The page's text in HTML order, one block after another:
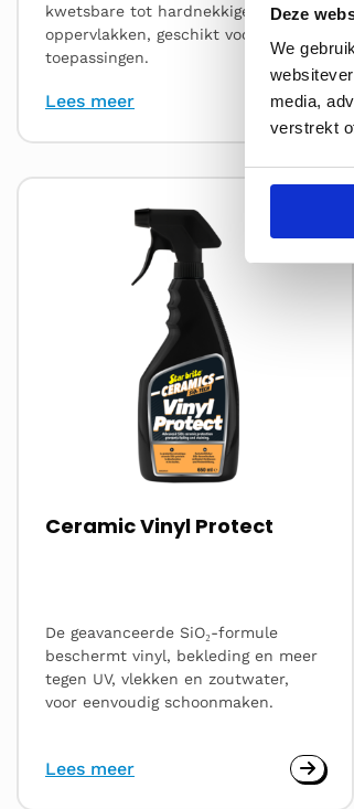
Deze
We
media,
verstrekt
kwetsbare tot hardnekkige
oppervlakken, geschikt voor veel
toepassingen.
Lees meer
Ceramic Vinyl Protect
De geavanceerde SiO₂-formule
beschermt vinyl, bekleding en meer
tegen UV, vlekken en zoutwater,
voor eenvoudig schoonmaken.
Lees meer
Lees